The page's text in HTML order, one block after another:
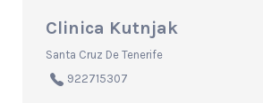
Clinica Kutnjak
Santa Cruz De Tenerife
922715307